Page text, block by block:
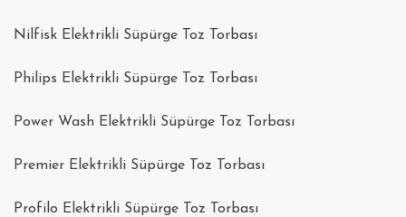
Nilfisk Elektrikli Süpürge Toz Torbası
Philips Elektrikli Süpürge Toz Torbası
Power Wash Elektrikli Süpürge Toz Torbası
Premier Elektrikli Süpürge Toz Torbası
Profilo Elektrikli Süpürge Toz Torbası